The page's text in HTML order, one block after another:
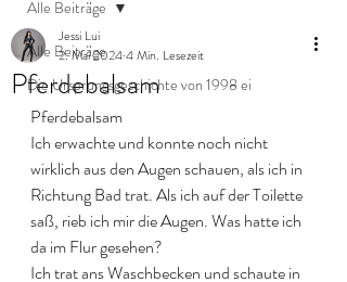
Alle Beiträge
Die Ursprungsgeschichte von 1998 ei
Alle Beiträge
Pferdebalsam
Jessi Lui
2. Mai 20244 Min. Lesezeit
Pferdebalsam
Ich erwachte und konnte noch nicht
wirklich aus den Augen schauen, als ich in
Richtung Bad trat. Als ich auf der Toilette
saß, rieb ich mir die Augen. Was hatte ich
da im Flur gesehen?
Ich trat ans Waschbecken und schaute in